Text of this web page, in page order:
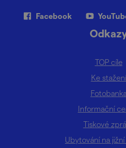
Facebook
TOP cíle
Ke stažení
Informační
Tiskové
Ubytování na